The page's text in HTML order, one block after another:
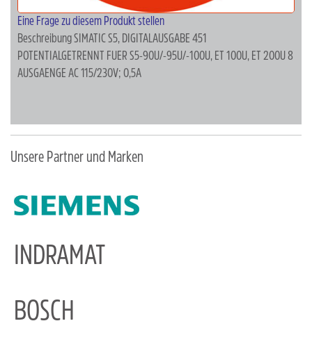
Eine Frage zu diesem Produkt stellen
BeschreibungSIMATIC S5, DIGITALAUSGABE 451
POTENTIALGETRENNT FUER S5-90U/-95U/-100U, ET 100U, ET 200U 8
AUSGAENGE AC 115/230V; 0,5A
Unsere Partner und Marken
INDRAMAT
BOSCH